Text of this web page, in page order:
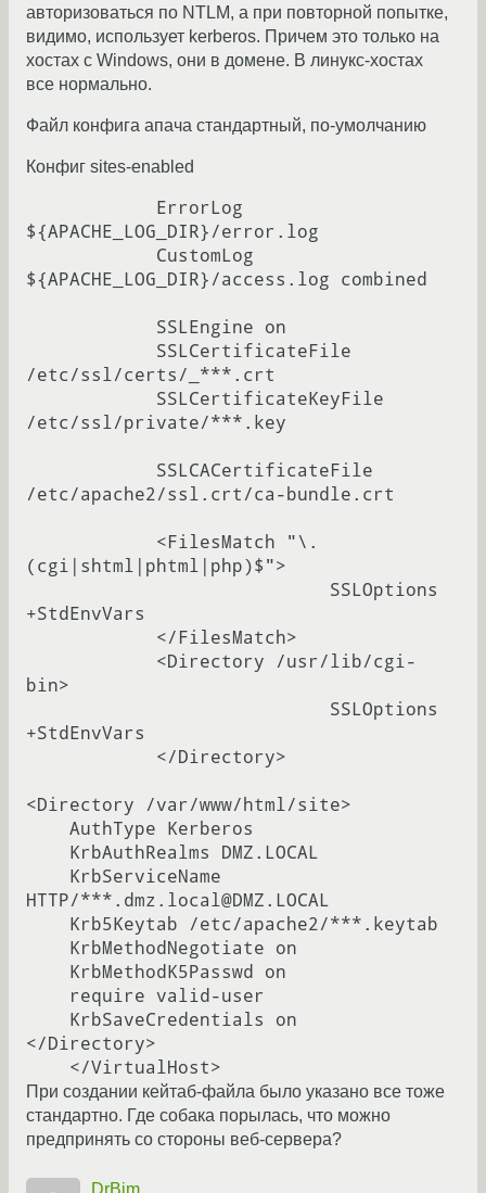
авторизоваться по NTLM, а при повторной попытке,
видимо, использует kerberos. Причем это только на
хостах с Windows, они в домене. В линукс-хостах
все нормально.
Файл конфига апача стандартный, по-умолчанию
Конфиг sites-enabled
${APACHE_LOG_DIR}/error.log
${APACHE_LOG_DIR}/access.log combined
/etc/ssl/certs/_***.crt
/etc/ssl/private/***.key
/etc/apache2/ssl.crt/ca-bundle.crt
(cgi|shtml|phtml|php)$">
+StdEnvVars
bin>
+StdEnvVars
<Directory /var/www/html/site>
HTTP/***.dmz.local@DMZ.LOCAL
</Directory>
При создании кейтаб-файла было указано все тоже
стандартно. Где собака порылась, что можно
предпринять со стороны веб-сервера?